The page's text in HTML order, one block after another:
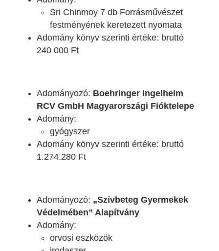
Sri Chinmoy 7 db Forrásművészet
festményének keretezett nyomata
Adomány könyv szerinti értéke: bruttó
240 000 Ft
Adományozó: Boehringer Ingelheim
RCV GmbH Magyarországi Fióktelepe
Adomány:
gyógyszer
Adomány könyv szerinti értéke: bruttó
1.274.280 Ft
Adományozó: „Szívbeteg Gyermekek
Védelmében” Alapítvány
Adomány:
orvosi eszközök